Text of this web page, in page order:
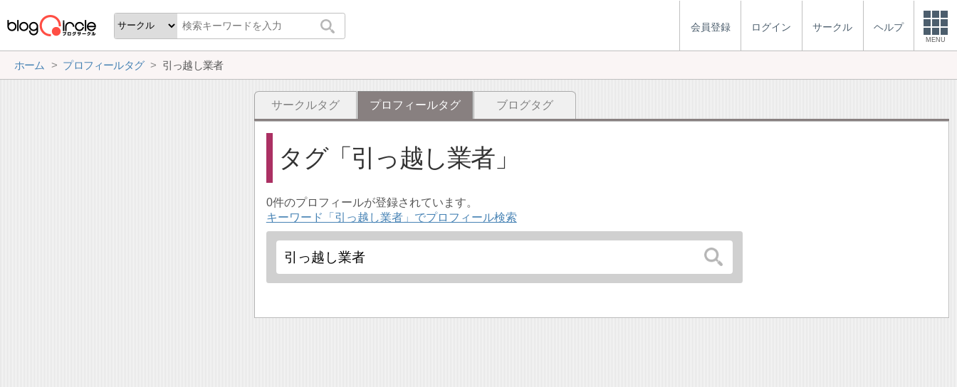
会員登録 ログイン サークル ヘルプ
MENU
ホーム プロフィールタグ 引っ越し業者
サークルタグ プロフィールタグ ブログタグ
タグ 引っ越し業者
0件のプロフィールが登録されています。
キーワード「引っ越し業者」でプロフィール検索